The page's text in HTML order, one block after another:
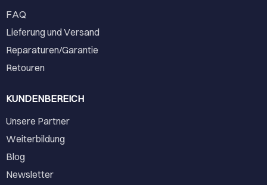
FAQ
Lieferung und Versand
Reparaturen/Garantie
Retouren
KUNDENBEREICH
Unsere Partner
Weiterbildung
Blog
Newsletter